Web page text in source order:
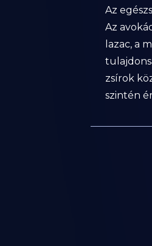
Az
Az
lazac, a
zsírok
szintén